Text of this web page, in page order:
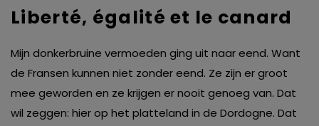
Liberté, égalité et le canard
Mijn donkerbruine vermoeden ging uit naar eend. Want
de Fransen kunnen niet zonder eend. Ze zijn er groot
mee geworden en ze krijgen er nooit genoeg van. Dat
wil zeggen: hier op het platteland in de Dordogne. Dat